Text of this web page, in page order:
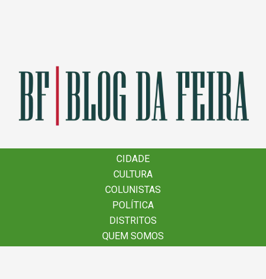
CIDADE
CULTURA
COLUNISTAS
POLÍTICA
DISTRITOS
QUEM SOMOS
CIDADE
CULTURA
COLUNISTAS
POLÍTICA
DISTRITOS
QUEM SOMOS